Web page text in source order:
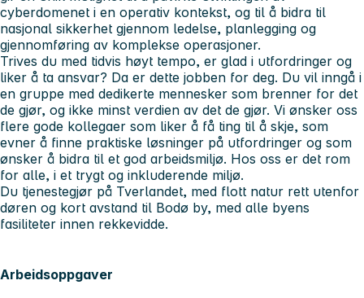
cyberdomenet i en operativ kontekst, og til å bidra til
nasjonal sikkerhet gjennom ledelse, planlegging og
gjennomføring av komplekse operasjoner.
Trives du med tidvis høyt tempo, er glad i utfordringer og
liker å ta ansvar? Da er dette jobben for deg. Du vil inngå i
en gruppe med dedikerte mennesker som brenner for det
de gjør, og ikke minst verdien av det de gjør. Vi ønsker oss
flere gode kollegaer som liker å få ting til å skje, som
evner å finne praktiske løsninger på utfordringer og som
ønsker å bidra til et god arbeidsmiljø. Hos oss er det rom
for alle, i et trygt og inkluderende miljø.
Du tjenestegjør på Tverlandet, med flott natur rett utenfor
døren og kort avstand til Bodø by, med alle byens
fasiliteter innen rekkevidde.
Arbeidsoppgaver